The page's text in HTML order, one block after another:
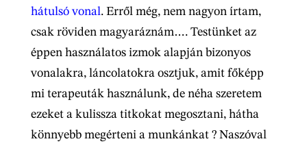
hátulsó vonal. Erről még, nem nagyon írtam,
csak röviden magyaráznám…. Testünket az
éppen használatos izmok alapján bizonyos
vonalakra, láncolatokra osztjuk, amit főképp
mi terapeuták használunk, de néha szeretem
ezeket a kulissza titkokat megosztani, hátha
könnyebb megérteni a munkánkat ? Naszóval